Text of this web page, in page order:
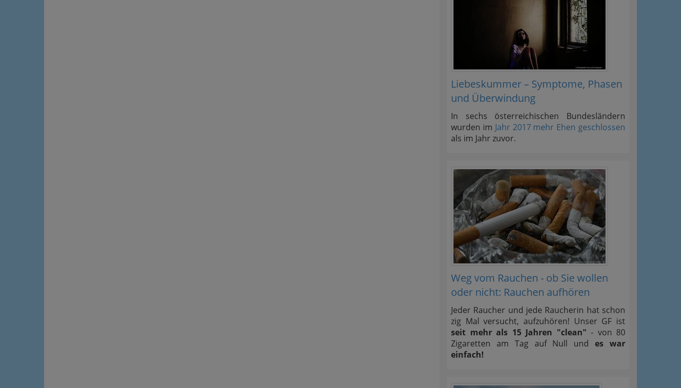
Liebeskummer – Symptome, Phasen
und Überwindung
In sechs österreichischen Bundesländern
wurden im Jahr 2017 mehr Ehen geschlossen
als im Jahr zuvor.
Weg vom Rauchen - ob Sie wollen
oder nicht: Rauchen aufhören
Jeder Raucher und jede Raucherin hat schon
zig Mal versucht, aufzuhören! Unser GF ist
seit mehr als 15 Jahren "clean" - von 80
Zigaretten am Tag auf Null undes war
einfach!